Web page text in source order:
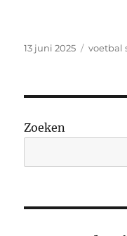
Geplaatst
13 juni 2025 voetbal
Zoeken